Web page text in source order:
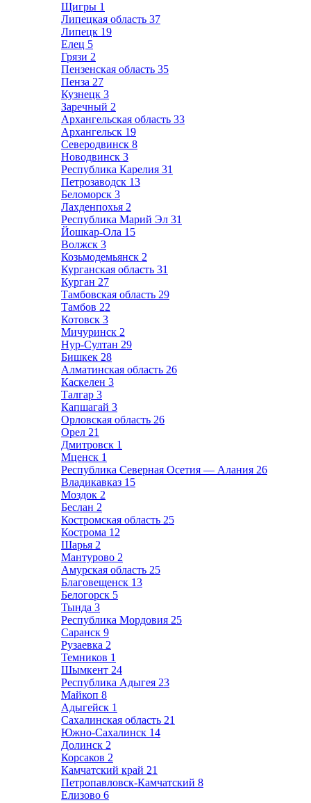
Щигры 1
Липецкая область 37
Липецк 19
Елец 5
Грязи 2
Пензенская область 35
Пенза 27
Кузнецк 3
Заречный 2
Архангельская область 33
Архангельск 19
Северодвинск 8
Новодвинск 3
Республика Карелия 31
Петрозаводск 13
Беломорск 3
Лахденпохья 2
Республика Марий Эл 31
Йошкар-Ола 15
Волжск 3
Козьмодемьянск 2
Курганская область 31
Курган 27
Тамбовская область 29
Тамбов 22
Котовск 3
Мичуринск 2
Нур-Султан 29
Бишкек 28
Алматинская область 26
Каскелен 3
Талгар 3
Капшагай 3
Орловская область 26
Орел 21
Дмитровск 1
Мценск 1
Республика Северная Осетия — Алания 26
Владикавказ 15
Моздок 2
Беслан 2
Костромская область 25
Кострома 12
Шарья 2
Мантурово 2
Амурская область 25
Благовещенск 13
Белогорск 5
Тында 3
Республика Мордовия 25
Саранск 9
Рузаевка 2
Темников 1
Шымкент 24
Республика Адыгея 23
Майкоп 8
Адыгейск 1
Сахалинская область 21
Южно-Сахалинск 14
Долинск 2
Корсаков 2
Камчатский край 21
Петропавловск-Камчатский 8
Елизово 6